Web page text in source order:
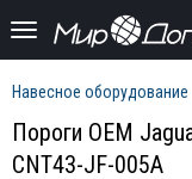
Навесное оборудование
Пороги OEM
CNT43-JF-005A